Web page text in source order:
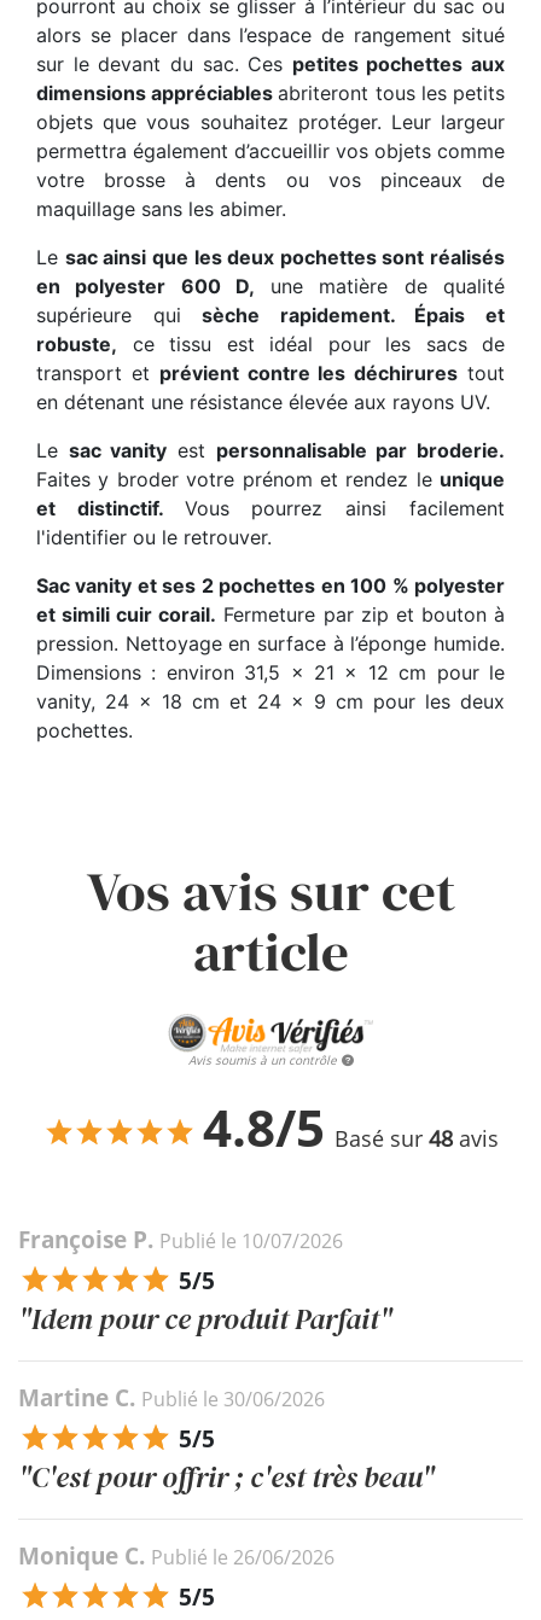
pourront au choix se glisser à l’intérieur du sac ou
alors se placer dans l’espace de rangement situé
sur le devant du sac. Ces petites pochettes aux
dimensions appréciablesabriteront tous les petits
objets que vous souhaitez protéger. Leur largeur
permettra également d’accueillir vos objets comme
votre brosse à dents ou vos pinceaux de
maquillage sans les abimer.
Le sac ainsi que les deux pochettes sont réalisés
en polyester 600 D, une matière de qualité
supérieure quisèche rapidement. Épais et
robuste, ce tissu est idéal pour les sacs de
transport et prévient contre les déchirures tout
en détenant une résistance élevée aux rayons UV.
Le sac vanity est personnalisable par broderie.
Faites y broder votre prénom et rendez le unique
et distinctif. Vous pourrez ainsi facilement
l'identifier ou le retrouver.
Sac vanity et ses 2 pochettes en 100 % polyester
et simili cuir corail. Fermeture par zip et bouton à
pression. Nettoyage en surface à l’éponge humide.
Dimensions : environ 31,5 x 21 x 12 cm pour le
vanity, 24 x 18 cm et 24 x 9 cm pour les deux
pochettes.
Vos avis sur cet
article
Avis soumis à un contrôle
4.8/5 Basé sur 48 avis
Françoise P. Publié le 10/07/2026
5/5
"Idem pour ce produit Parfait"
Martine C. Publié le 30/06/2026
5/5
"C'est pour offrir ; c'est très beau"
Monique C. Publié le 26/06/2026
5/5